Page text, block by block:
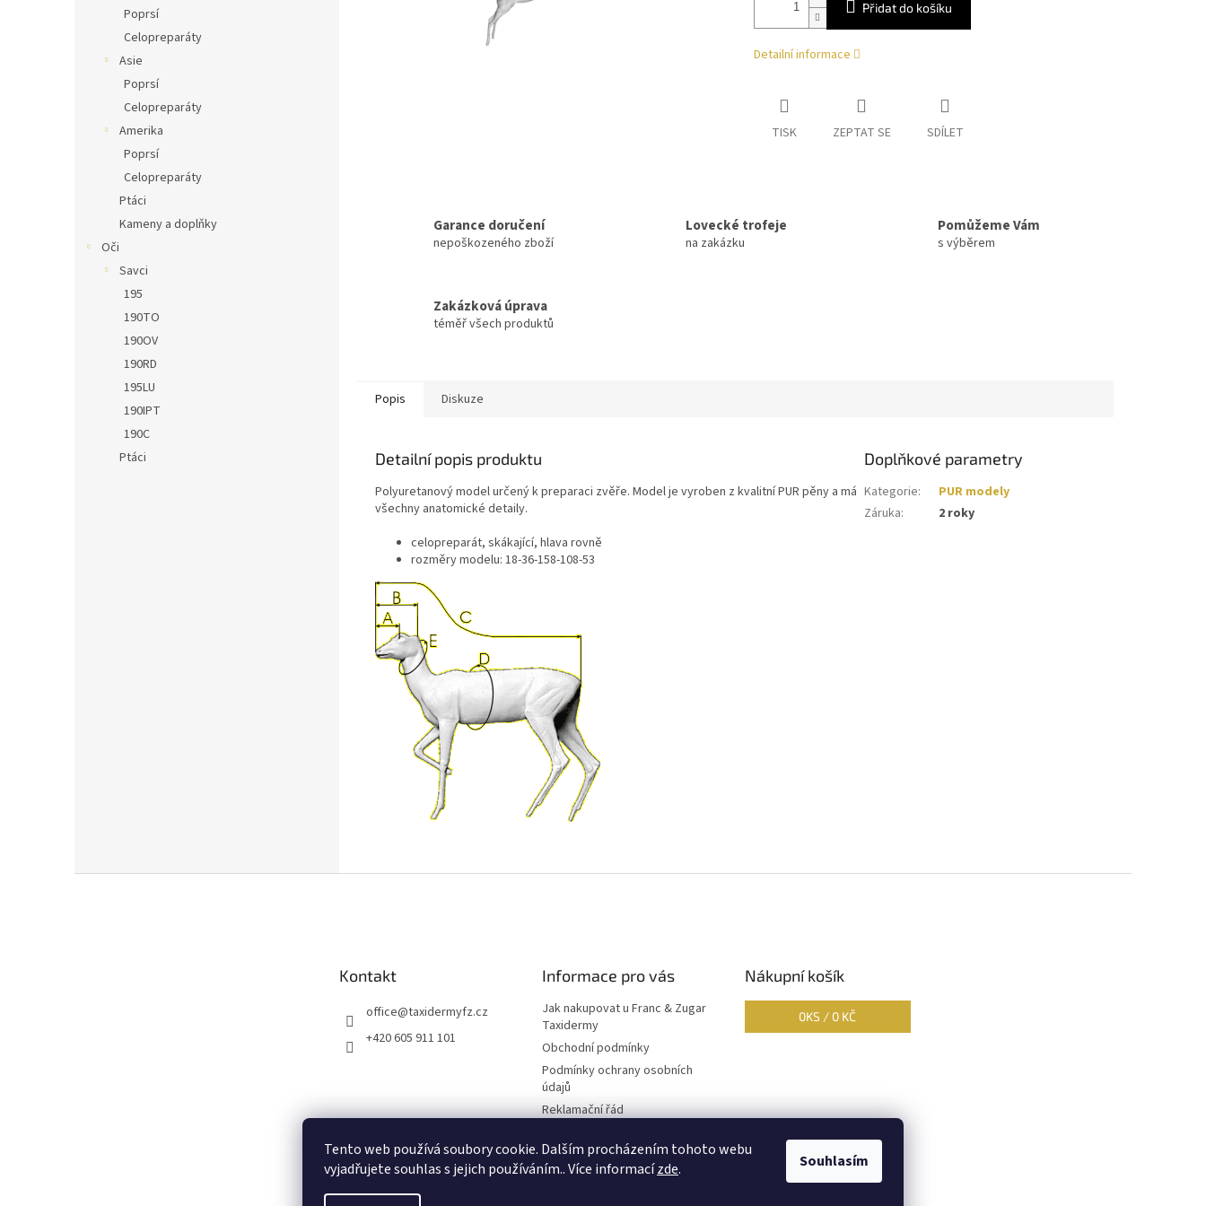
Tento web používá soubory cookie. Dalším procházením tohoto webu
vyjadřujete souhlas s jejich používáním.. Více informacízde. Souhlasím
Poprsí
Celopreparáty
Asie
Poprsí
Celopreparáty
Amerika
Poprsí
Celopreparáty
Ptáci
Kameny a doplňky
Oči
Savci
195
190TO
190OV
190RD
195LU
190IPT
190C
Ptáci
Přidat do košíku
Detailní informace
TISK ZEPTAT SE SDÍLET
Garance doručení
nepoškozeného zboží
Lovecké trofeje
na zakázku
Pomůžeme Vám
s výběrem
Zakázková úprava
téměř všech produktů
Popis Diskuze
Detailní popis produktu
Polyuretanový model určený k preparaci zvěře. Model je vyroben z kvalitní PUR pěny a má
všechny anatomické detaily.
celopreparát, skákající, hlava rovně
rozměry modelu: 18-36-158-108-53
Doplňkové parametry
Kategorie:
PUR modely
Záruka: 2 roky
Kontakt
office@taxidermyfz.cz
+420 605 911 101
Informace pro vás
Jak nakupovat u Franc & Zugar
Taxidermy
Obchodní podmínky
Podmínky ochrany osobních
údajů
Reklamační řád
smlouvy
Nákupní košík
0KS / 0 KČ